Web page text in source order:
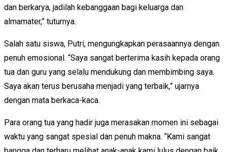
dan berkarya, jadilah kebanggaan bagi keluarga dan
almamater,” tuturnya.
Salah satu siswa, Putri, mengungkapkan perasaannya dengan
penuh emosional. “Saya sangat berterima kasih kepada orang
tua dan guru yang selalu mendukung dan membimbing saya.
Saya akan terus berusaha menjadi yang terbaik,” ujarnya
dengan mata berkaca-kaca.
Para orang tua yang hadir juga merasakan momen ini sebagai
waktu yang sangat spesial dan penuh makna. “Kami sangat